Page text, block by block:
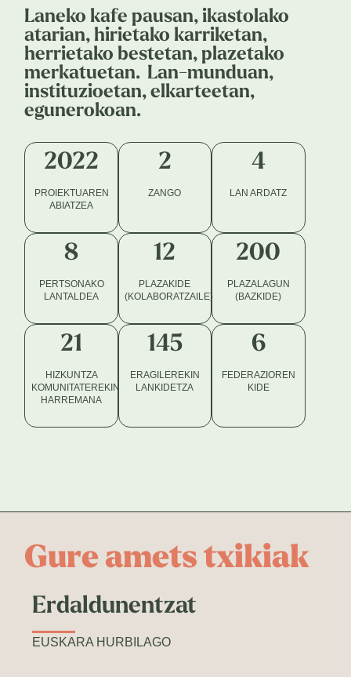
Laneko kafe pausan, ikastolako
atarian, hirietako karriketan,
herrietako bestetan, plazetako
merkatuetan. Lan-munduan,
instituzioetan, elkarteetan,
egunerokoan.
2022
PROIEKTUAREN
ABIATZEA
2
ZANGO
4
LAN ARDATZ
8
PERTSONAKO
LANTALDEA
12
PLAZAKIDE
(KOLABORATZAILE)
200
PLAZALAGUN
(BAZKIDE)
21
HIZKUNTZA
KOMUNITATEREKIN
HARREMANA
145
ERAGILEREKIN
LANKIDETZA
6
FEDERAZIOREN
KIDE
Gure amets txikiak
Erdaldunentzat
EUSKARA HURBILAGO